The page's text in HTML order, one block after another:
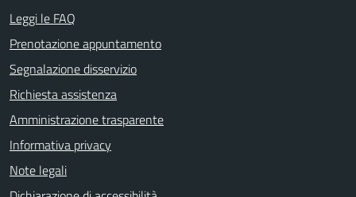
Leggi le FAQ
Prenotazione appuntamento
Segnalazione disservizio
Richiesta assistenza
Amministrazione trasparente
Informativa privacy
Note legali